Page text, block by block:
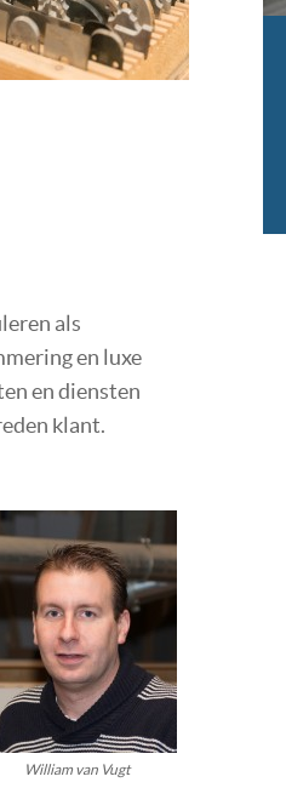
als
en luxe
en diensten
klant.
William van Vugt